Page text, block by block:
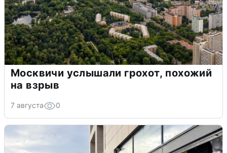
Москвичи услышали грохот, похожий
на взрыв
7 августа 0